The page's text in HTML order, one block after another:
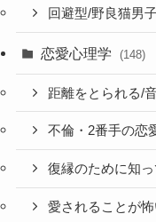
回避型/野良猫男
恋愛心理学 (148)
距離をとられる/
不倫・2番手の恋
復縁のために知
愛されることが